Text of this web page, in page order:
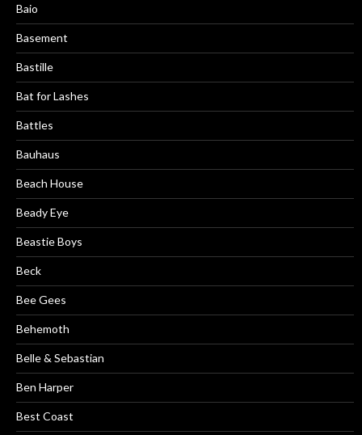
Baio
Basement
Bastille
Bat for Lashes
Battles
Bauhaus
Beach House
Beady Eye
Beastie Boys
Beck
Bee Gees
Behemoth
Belle & Sebastian
Ben Harper
Best Coast